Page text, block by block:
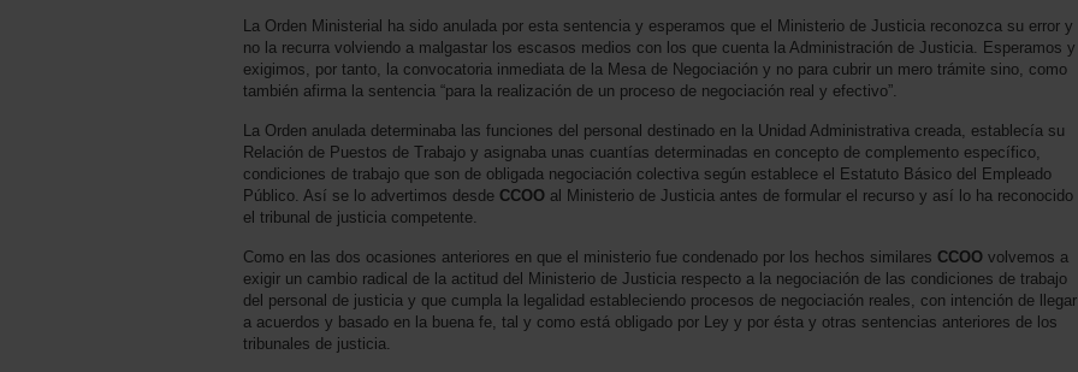
La Orden Ministerial ha sido anulada por esta sentencia y esperamos que el Ministerio de Justicia reconozca su error y
no la recurra volviendo a malgastar los escasos medios con los que cuenta la Administración de Justicia. Esperamos y
exigimos, por tanto, la convocatoria inmediata de la Mesa de Negociación y no para cubrir un mero trámite sino, como
también afirma la sentencia “para la realización de un proceso de negociación real y efectivo”.
La Orden anulada determinaba las funciones del personal destinado en la Unidad Administrativa creada, establecía su
Relación de Puestos de Trabajo y asignaba unas cuantías determinadas en concepto de complemento específico,
condiciones de trabajo que son de obligada negociación colectiva según establece el Estatuto Básico del Empleado
Público. Así se lo advertimos desde CCOO al Ministerio de Justicia antes de formular el recurso y así lo ha reconocido
el tribunal de justicia competente.
Como en las dos ocasiones anteriores en que el ministerio fue condenado por los hechos similares CCOO volvemos a
exigir un cambio radical de la actitud del Ministerio de Justicia respecto a la negociación de las condiciones de trabajo
del personal de justicia y que cumpla la legalidad estableciendo procesos de negociación reales, con intención de llegar
a acuerdos y basado en la buena fe, tal y como está obligado por Ley y por ésta y otras sentencias anteriores de los
tribunales de justicia.